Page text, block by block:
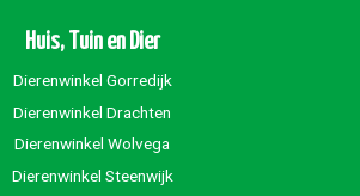
Huis, Tuin en Dier
Dierenwinkel Gorredijk
Dierenwinkel Drachten
Dierenwinkel Wolvega
Dierenwinkel Steenwijk